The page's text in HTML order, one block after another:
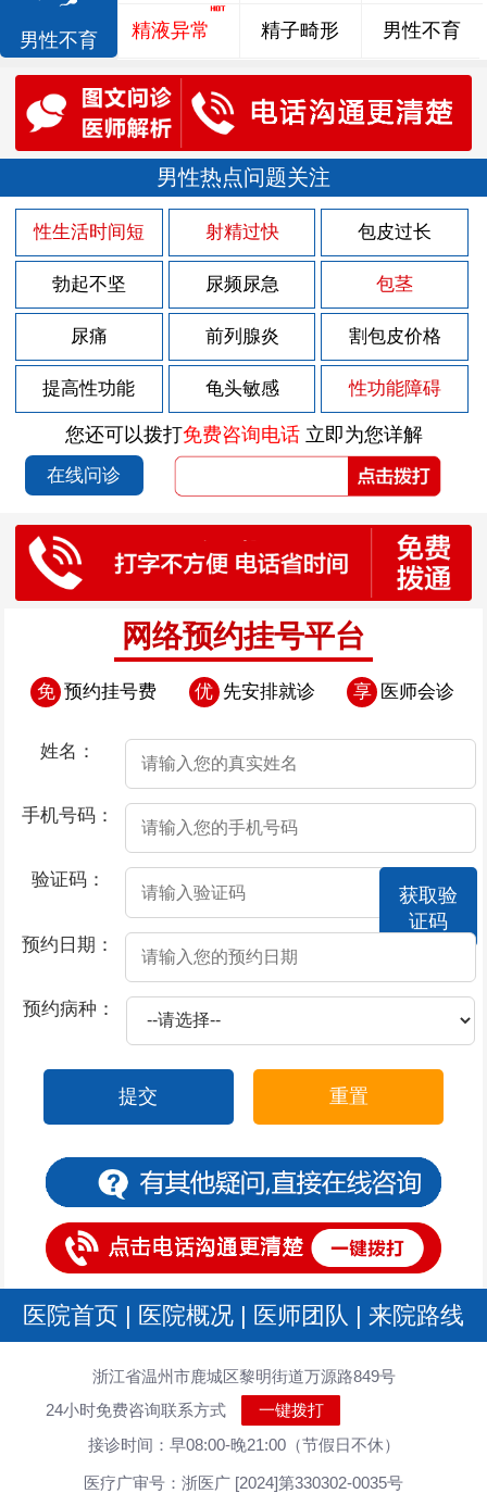
男性不育 精液异常 精子畸形 男性不育
男性热点问题关注
性生活时间短 射精过快 包皮过长
勃起不坚 尿频尿急 包茎
尿痛 前列腺炎 割包皮价格
提高性功能 龟头敏感 性功能障碍
您还可以拨打免费咨询电话立即为您详解
在线问诊
网络预约挂号平台
免 预约挂号费 优 先安排就诊 享 医师会诊
姓名：
手机号码：
验证码：
获取验
证码
预约日期：
预约病种：
提交 重置
医院首页 | 医院概况 | 医师团队 | 来院路线
浙江省温州市鹿城区黎明街道万源路849号
24小时免费咨询联系方式
一键拨打
接诊时间：早08:00-晚21:00（节假日不休）
医疗广审号：浙医广 [2024]第330302-0035号